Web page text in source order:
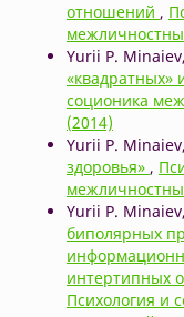
отношений ,
Yurii P. Minaiev,
«квадратных»
соционика
(2014)
Yurii P. Minaiev,
здоровья» ,
Yurii P. Minaiev,
биполярных
интертипных
Психология и